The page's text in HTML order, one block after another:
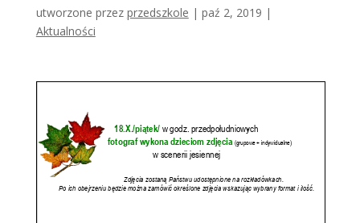
utworzone przez przedszkole | paź 2, 2019 |
Aktualności